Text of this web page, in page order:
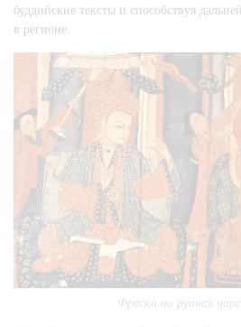
буддийские тексты и способствуя
в регионе.
Фреска на руинах